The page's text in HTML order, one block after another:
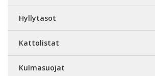
Hyllytasot
Kattolistat
Kulmasuojat